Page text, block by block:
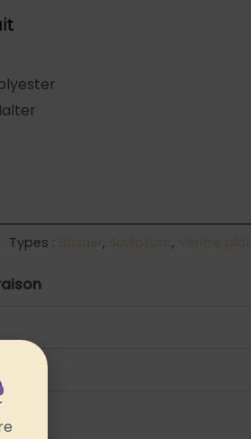
Types : Bustier , Sculptant, Ventre plat